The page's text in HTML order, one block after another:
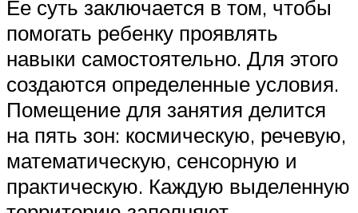
Ее суть заключается в том, чтобы
помогать ребенку проявлять
навыки самостоятельно. Для этого
создаются определенные условия.
Помещение для занятия делится
на пять зон: космическую, речевую,
математическую, сенсорную и
практическую. Каждую выделенную